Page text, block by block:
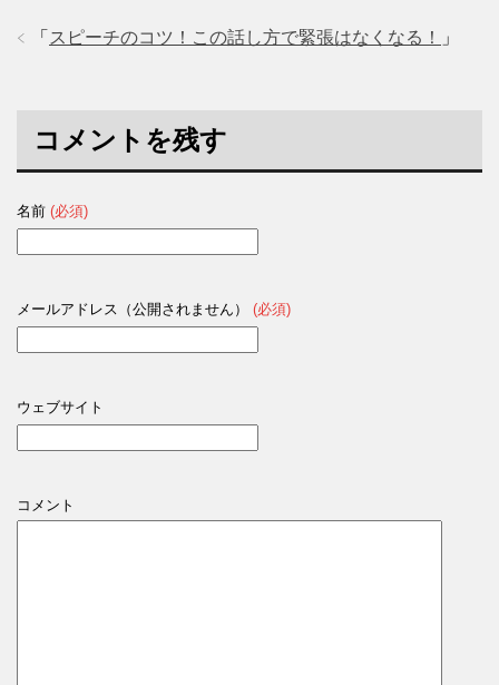
「 スピーチのコツ！この話し方で緊張はなくなる！ 」
コメントを残す
名前 (必須)
メールアドレス（公開されません） (必須)
ウェブサイト
コメント